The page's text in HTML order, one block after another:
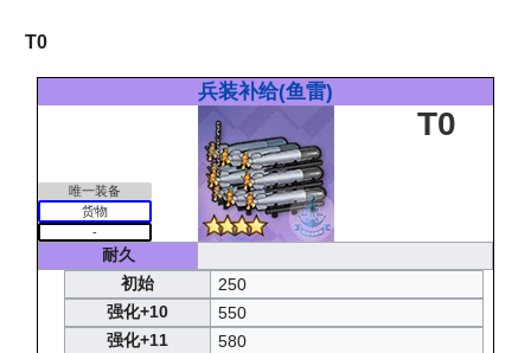
T0
兵装补给(鱼雷)
唯一装备
货物
-
T0
耐久
初始
250
强化+10
550
强化+11
580